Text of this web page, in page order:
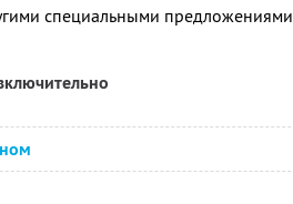
специальными предложениями